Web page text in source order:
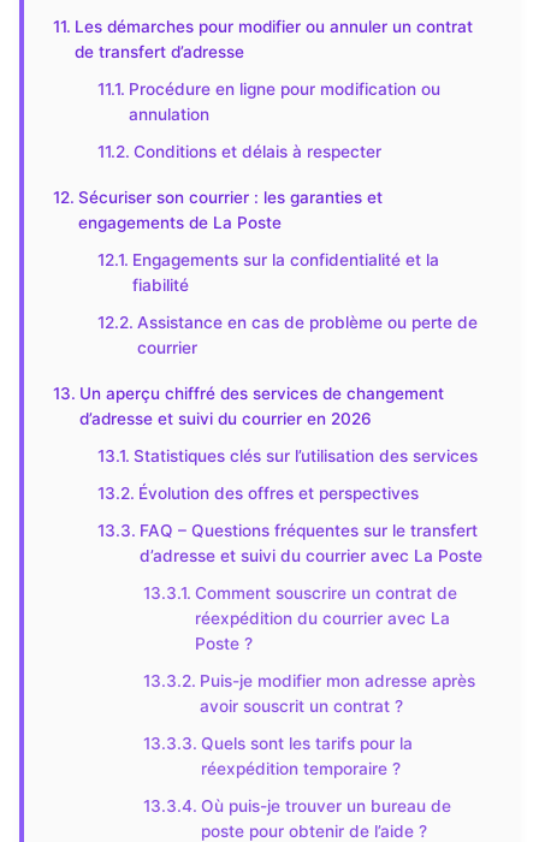
Les démarches pour modifier ou annuler un contrat
de transfert d’adresse
Procédure en ligne pour modification ou
annulation
Conditions et délais à respecter
Sécuriser son courrier : les garanties et
engagements de La Poste
Engagements sur la confidentialité et la
fiabilité
Assistance en cas de problème ou perte de
courrier
Un aperçu chiffré des services de changement
d’adresse et suivi du courrier en 2026
Statistiques clés sur l’utilisation des services
Évolution des offres et perspectives
FAQ – Questions fréquentes sur le transfert
d’adresse et suivi du courrier avec La Poste
Comment souscrire un contrat de
réexpédition du courrier avec La
Poste ?
Puis-je modifier mon adresse après
avoir souscrit un contrat ?
Quels sont les tarifs pour la
réexpédition temporaire ?
Où puis-je trouver un bureau de
poste pour obtenir de l’aide ?